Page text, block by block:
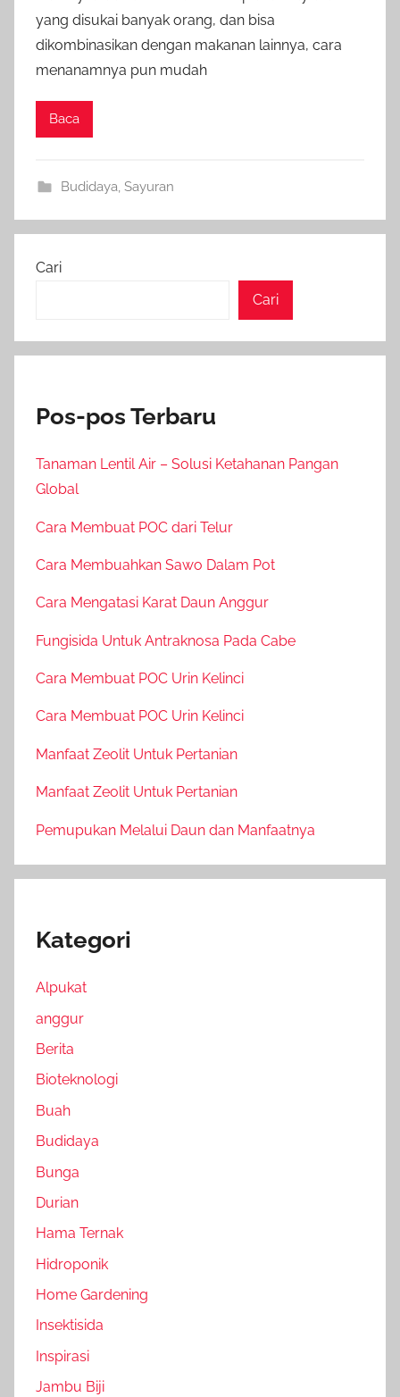
yang disukai banyak orang, dan bisa
dikombinasikan dengan makanan lainnya, cara
menanamnya pun mudah
Baca
Budidaya Sayuran
Cari
Cari
Pos-pos Terbaru
Tanaman Lentil Air – Solusi Ketahanan Pangan
Global
Cara Membuat POC dari Telur
Cara Membuahkan Sawo Dalam Pot
Cara Mengatasi Karat Daun Anggur
Fungisida Untuk Antraknosa Pada Cabe
Cara Membuat POC Urin Kelinci
Cara Membuat POC Urin Kelinci
Manfaat Zeolit Untuk Pertanian
Manfaat Zeolit Untuk Pertanian
Pemupukan Melalui Daun dan Manfaatnya
Kategori
Alpukat
anggur
Berita
Bioteknologi
Buah
Budidaya
Bunga
Durian
Hama Ternak
Hidroponik
Home Gardening
Insektisida
Inspirasi
Jambu Biji